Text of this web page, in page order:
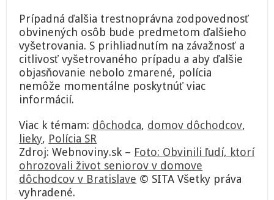
Prípadná ďalšia trestnoprávna zodpovednosť
obvinených osôb bude predmetom ďalšieho
vyšetrovania. S prihliadnutím na závažnosť a
citlivosť vyšetrovaného prípadu a aby ďalšie
objasňovanie nebolo zmarené, polícia
nemôže momentálne poskytnúť viac
informácií.
Viac k témam: dôchodca, domov dôchodcov,
lieky, Polícia SR
Zdroj: Webnoviny.sk – Foto: Obvinili ľudí, ktorí
ohrozovali život seniorov v domove
dôchodcov v Bratislave © SITA Všetky práva
vyhradené.